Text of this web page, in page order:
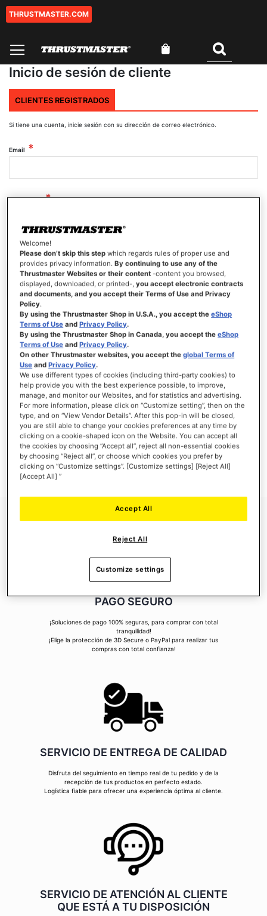
THRUSTMASTER.COM
Inicio de sesión de cliente
CLIENTES REGISTRADOS
Si tiene una cuenta, inicie sesión con su dirección de correo electrónico.
Email
Contraseña
Mostrar contraseña
INICIAR SESIÓN
¿Olvidó su contraseña?
NUEVOS CLIENTES
Crear una cuenta tiene muchos beneficios: Pago más rápido, guardar más de una
dirección, seguimiento de pedidos y mucho más.
CREAR UNA CUENTA
PAGO SEGURO
¡Soluciones de pago 100% seguras, para comprar con total
tranquilidad!
¡Elige la protección de 3D Secure o PayPal para realizar tus
compras con total confianza!
SERVICIO DE ENTREGA DE CALIDAD
Disfruta del seguimiento en tiempo real de tu pedido y de la
recepción de tus productos en perfecto estado.
Logística fiable para ofrecer una experiencia óptima al cliente.
SERVICIO DE ATENCIÓN AL CLIENTE
QUE ESTÁ A TU DISPOSICIÓN
Welcome!
Please don’t skip this step which regards rules of proper use and
provides privacy information.By continuing to use any of the
Thrustmaster Websites or their content -content you browsed,
displayed, downloaded, or printed-,you accept electronic contracts
and documents, and you accept their Terms of Use and Privacy
Policy.
By using the Thrustmaster Shop in U.S.A., you accept theeShop
Terms of Use andPrivacy Policy.
By using the Thrustmaster Shop in Canada, you accept theeShop
Terms of Use andPrivacy Policy.
On other Thrustmaster websites, you accept theglobal Terms of
Use andPrivacy Policy.
We use different types of cookies (including third-party cookies) to
help provide you with the best experience possible, to improve,
manage, and monitor our Websites, and for statistics and advertising.
For more information, please click on “Customize setting”, then on the
type, and on “View Vendor Details”. After this pop-in will be closed,
you are still able to change your cookies preferences at any time by
clicking on a cookie-shaped icon on the Website. You can accept all
the cookies by choosing “Accept all”, reject all non-essential cookies
by choosing “Reject all”, or choose which cookies you prefer by
clicking on “Customize settings”. [Customize settings] [Reject All]
[Accept All] ”
Reject All
Accept All
Customize settings